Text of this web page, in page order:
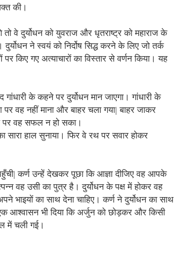
की।
वे दुर्योधन को युवराज और धृतराष्ट्र को महाराज के
ने स्वयं को निर्दोष सिद्ध करने के लिए जो तर्क
किए गए अत्याचारों का विस्तार से वर्णन किया। यह
के कहने पर दुर्योधन मान जाएगा। गांधारी के
वह नहीं माना और बाहर चला गया| बाहर जाकर
पर वह सफल न हो सका।
हाल सुनाया। फिर वे रथ पर सवार होकर
कर्ण उन्हें देखकर पूछा कि आज्ञा दीजिए वह आपके
वह उसी का पुत्र है। दुर्योधन के पक्ष में होकर वह
भाइयों का साथ देना चाहिए। कर्ण ने दुर्योधन का साथ
आश्वासन भी दिया कि अर्जुन को छोड़कर और किसी
में चली गई।